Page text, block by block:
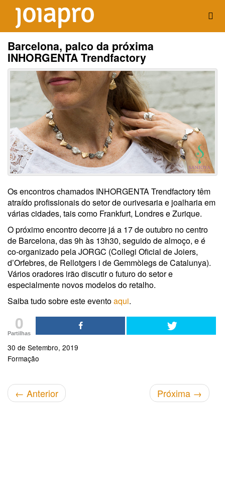
Barcelona, palco da próxima
INHORGENTA Trendfactory
Os encontros chamados INHORGENTA Trendfactory têm
atraído profissionais do setor de ourivesaria e joalharia em
várias cidades, tais como Frankfurt, Londres e Zurique.
O próximo encontro decorre já a 17 de outubro no centro
de Barcelona, das 9h às 13h30, seguido de almoço, e é
co-organizado pela JORGC (Collegi Oficial de Joiers,
d’Orfebres, de Rellotgers i de Gemmòlegs de Catalunya).
Vários oradores irão discutir o futuro do setor e
especialmente novos modelos do retalho.
Saiba tudo sobre este eventoaqui.
0
Partilhas
30 de Setembro, 2019
Formação
← Anterior Próxima →